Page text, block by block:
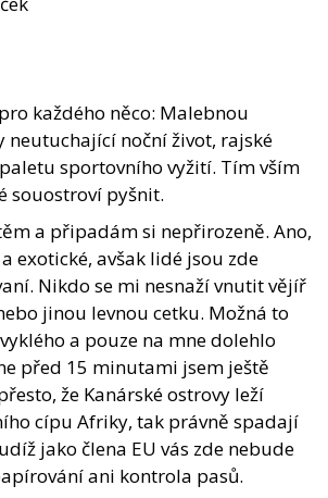
každého něco: Malebnou
noční život, rajské
sportovního vyžití. Tím vším
souostroví pyšnit.
a připadám si nepřirozeně. Ano,
exotické, avšak lidé jsou zde
Nikdo se mi nesnaží vnutit vějíř
jinou levnou cetku. Možná to
a pouze na mne dolehlo
před 15 minutami jsem ještě
že Kanárské ostrovy leží
cípu Afriky, tak právně spadají
jako člena EU vás zde nebude
ani kontrola pasů.